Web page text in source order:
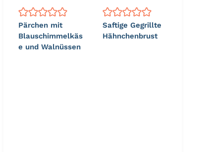
Pärchen mit
Blauschimmelkäs
e und Walnüssen
Saftige Gegrillte
Hähnchenbrust